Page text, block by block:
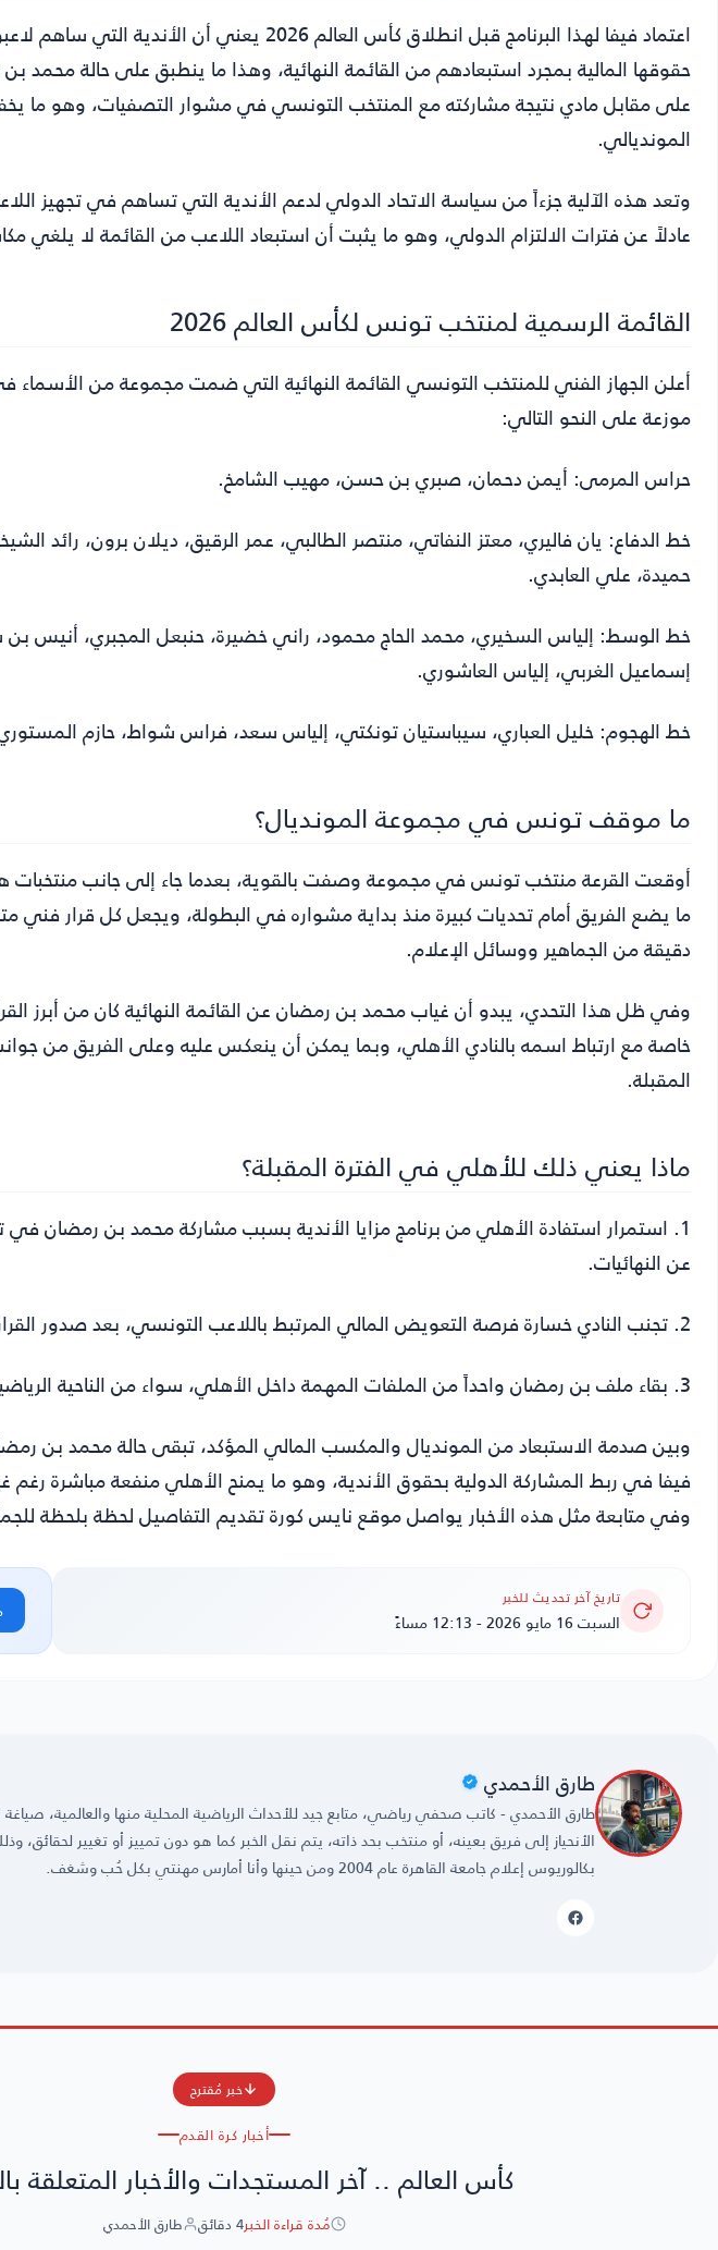
اعتماد فيفا لهذا البرنامج قبل انطلاق كأس العالم 2026
حقوقها المالية بمجرد استبعادهم من القائمة النهائية، وهذا ما ينطبق على حالة
على مقابل مادي نتيجة مشاركته مع المنتخب التونسي في مشوار التصفيات، وهو ما
المونديالي.
وتعد هذه الآلية جزءاً من سياسة الاتحاد الدولي لدعم الأندية التي تساهم في تجهيز
عادلاً عن فترات الالتزام الدولي، وهو ما يثبت أن استبعاد اللاعب من القائمة لا
القائمة الرسمية لمنتخب تونس لكأس العالم 2026
أعلن الجهاز الفني للمنتخب التونسي القائمة النهائية التي ضمت مجموعة من
موزعة على النحو التالي:
حراس المرمى: أيمن دحمان، صبري بن حسن، مهيب الشامخ.
خط الدفاع: يان فاليري، معتز النفاتي، منتصر الطالبي، عمر الرقيق، ديلان برون، رائد
حميدة، علي العابدي.
خط الوسط: إلياس السخيري، محمد الحاج محمود، راني خضيرة، حنبعل المجبري، أنيس
إسماعيل الغربي، إلياس العاشوري.
خط الهجوم: خليل العباري، سيباستيان تونكتي، إلياس سعد، فراس شواط، حازم
ما موقف تونس في مجموعة المونديال؟
أوقعت القرعة منتخب تونس في مجموعة وصفت بالقوية، بعدما جاء إلى جانب منتخبات
ما يضع الفريق أمام تحديات كبيرة منذ بداية مشواره في البطولة، ويجعل كل قرار فني
دقيقة من الجماهير ووسائل الإعلام.
وفي ظل هذا التحدي، يبدو أن غياب محمد بن رمضان عن القائمة النهائية كان من أبرز
خاصة مع ارتباط اسمه بالنادي الأهلي، وبما يمكن أن ينعكس عليه وعلى الفريق من
المقبلة.
ماذا يعني ذلك للأهلي في الفترة المقبلة؟
1. استمرار استفادة الأهلي من برنامج مزايا الأندية بسبب مشاركة محمد بن رمضان
عن النهائيات.
2. تجنب النادي خسارة فرصة التعويض المالي المرتبط باللاعب التونسي، بعد صدور القرار الرسمي من فيفا.
3. بقاء ملف بن رمضان واحداً من الملفات المهمة داخل الأهلي، سواء من الناحية الرياضية أو من ناحية العائد المالي.
وبين صدمة الاستبعاد من المونديال والمكسب المالي المؤكد، تبقى حالة محمد بن
وفي متابعة مثل هذه الأخبار يواصل موقع نايس كورة تقديم التفاصيل لحظة بلحظة
تاريخ آخر تحديث للخبر
السبت 16 مايو 2026 - 12:13 مساءً
طارق الأحمدي
طارق الأحمدي - كاتب صحفي رياضي، متابع جيد للأحداث الرياضية المحلية منها والعالمية،
الأنحياز إلى فريق بعينه، أو منتخب بحد ذاته، يتم نقل الخبر كما هو دون تمييز أو تغيير
بكالوريوس إعلام جامعة القاهرة عام 2004 ومن حينها وأنا أمارس مهنتي بكل حُب وشغف.
خبر مُقترح
أخبار كرة القدم
كأس العالم .. آخر المستجدات والأخبار المتعلقة
مُدة قراءة الخبر4 دقائق طارق الأحمدي